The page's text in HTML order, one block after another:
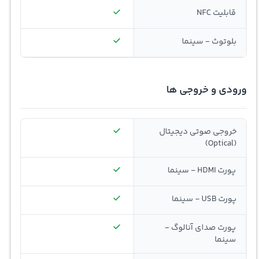
قابلیت NFC
بلوتوث - سینما
ورودی و خروجی ها
خروجی صوتی دیجیتال
(Optical)
پورت HDMI - سینما
پورت USB - سینما
پورت صدای آنالوگ -
سینما